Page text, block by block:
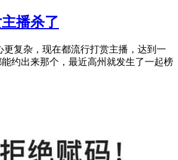
播杀了
更复杂，现在都流行打赏主播，达到一
约出来那个，最近高州就发生了一起榜